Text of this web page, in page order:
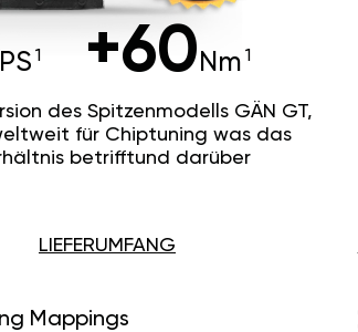
PS +60 Nm
des Spitzenmodells GÄN GT,
für Chiptuning was das
betrifftund darüber
LIEFERUMFANG
Mappings